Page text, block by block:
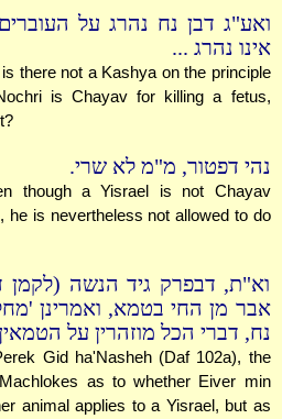
ואע"ג דבן נח נהרג על
אינו נהרג ...
there not a Kashya on the principle
is Chayav for killing a fetus,
נהי דפטור, מ"מ לא שרי.
though a Yisrael is not Chayav
he is nevertheless not allowed to do
וא"ת, דבפרק גיד הנשה (לקמן
אבר מן החי בטמא, ואמרינן
נח, דברי הכל מוזהרין על
Gid ha'Nasheh (Daf 102a), the
as to whether Eiver min
animal applies to a Yisrael, but as